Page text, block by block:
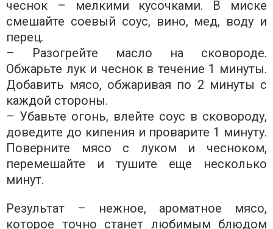
чеснок – мелкими кусочками. В миске
смешайте соевый соус, вино, мед, воду и
перец.
– Разогрейте масло на сковороде.
Обжарьте лук и чеснок в течение 1 минуты.
Добавить мясо, обжаривая по 2 минуты с
каждой стороны.
– Убавьте огонь, влейте соус в сковороду,
доведите до кипения и проварите 1 минуту.
Поверните мясо с луком и чесноком,
перемешайте и тушите еще несколько
минут.
Результат – нежное, ароматное мясо,
которое точно станет любимым блюдом